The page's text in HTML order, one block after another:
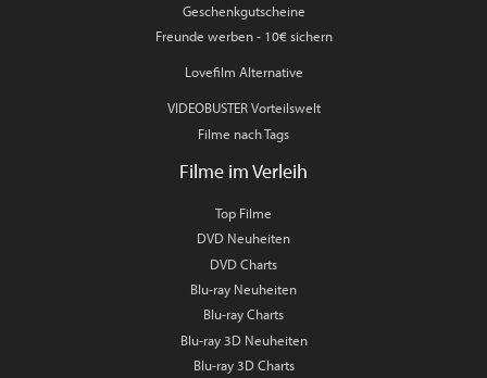
Geschenkgutscheine
Freunde werben - 10€ sichern
Lovefilm Alternative
VIDEOBUSTER Vorteilswelt
Filme nach Tags
Filme im Verleih
Top Filme
DVD Neuheiten
DVD Charts
Blu-ray Neuheiten
Blu-ray Charts
Blu-ray 3D Neuheiten
Blu-ray 3D Charts